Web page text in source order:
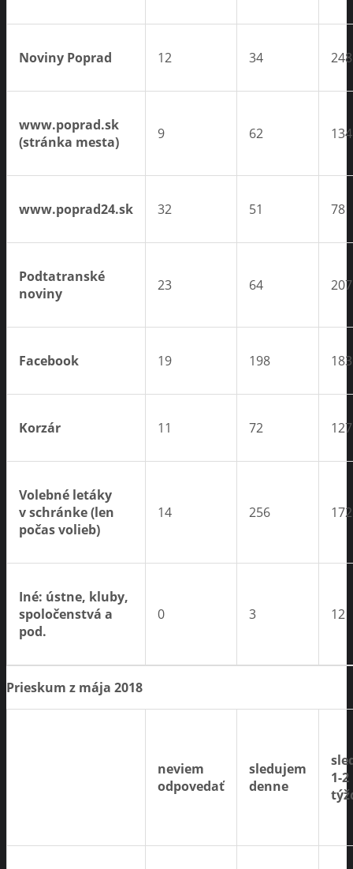
Noviny Poprad 12 34 248
www.poprad.sk
(stránka mesta)
9 62 134
www.poprad24.sk 32 51 78
Podtatranské
noviny
23 64 207
Facebook 19 198 183
Korzár 11 72 127
Volebné letáky
v schránke (len
počas volieb)
14 256 172
Iné: ústne, kluby,
spoločenstvá a
pod.
0 3 12
Prieskum z mája 2018
neviem
odpovedať
sledujem
denne
1-